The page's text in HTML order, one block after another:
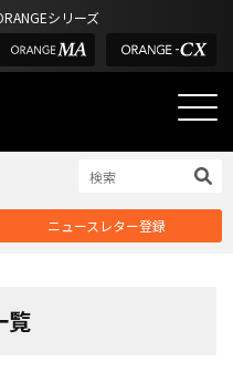
シリーズ
ーディスプレイ
ポート
ン
入補助金
情報
るメディア
ニュースレター登録
覧